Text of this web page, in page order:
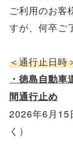
関連事業
お知らせ
お問い合
ご利用のお客
すが、何卒ご
＜通行止日時
・徳島自動
間通行止め
2026年6月15
く）